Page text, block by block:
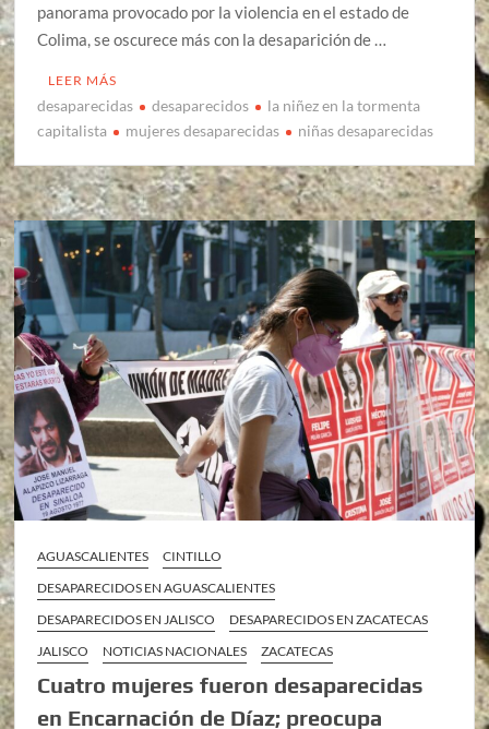
panorama provocado por la violencia en el estado de
Colima, se oscurece más con la desaparición de …
LEER MÁS
desaparecidas desaparecidos
la niñez en la tormenta
capitalista
mujeres desaparecidas niñas desaparecidas
AGUASCALIENTES
CINTILLO
DESAPARECIDOS EN AGUASCALIENTES
DESAPARECIDOS EN JALISCO
DESAPARECIDOS EN ZACATECAS
JALISCO
NOTICIAS NACIONALES ZACATECAS
Cuatro mujeres fueron desaparecidas
en Encarnación de Díaz; preocupa